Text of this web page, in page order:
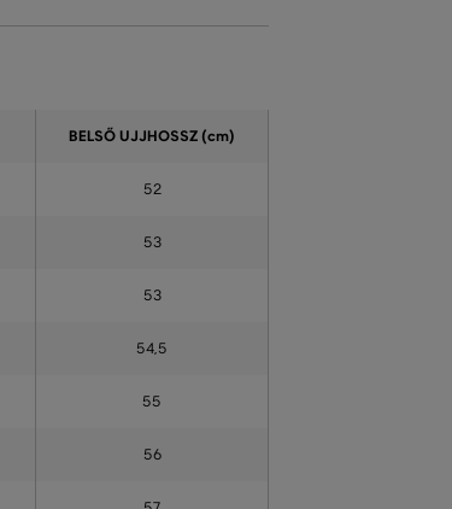
BELSŐ UJJHOSSZ (cm)
52
53
53
54,5
55
56